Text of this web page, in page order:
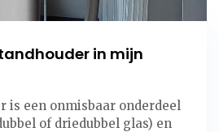
in mijn
is een onmisbaar onderdeel
of driedubbel glas) en